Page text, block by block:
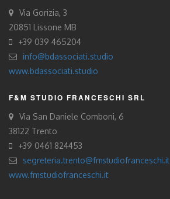
Via Gorizia, 3
20851 Lissone MB
+39 039 465204
info@bdassociati.studio
www.bdassociati.studio
F&M STUDIO FRANCESCHI SRL
Via San Daniele Comboni, 6
38122 Trento
+39 0461 824453
segreteria.trento@fmstudiofranceschi.it
www.fmstudiofranceschi.it